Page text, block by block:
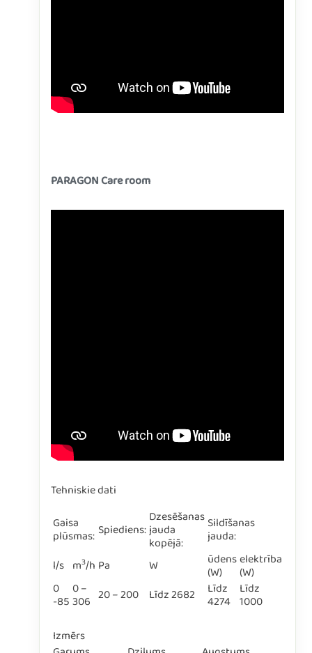
PARAGON Care room
Tehniskie dati
Gaisa
plūsmas:Spiediens:
Dzesēšanas
jauda
kopējā:
Sildīšanas
jauda:
l/s m3/hPa W ūdens
(W)
elektrība
(W)
0
-85
0 –
306 20 – 200 Līdz 2682 Līdz
4274
Līdz
1000
Izmērs